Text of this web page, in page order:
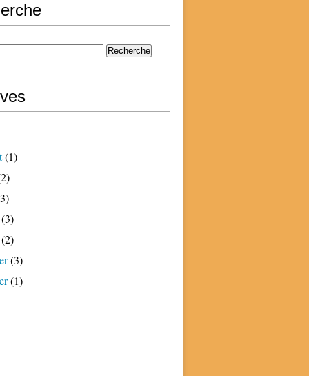
(1)
(3)
(1)